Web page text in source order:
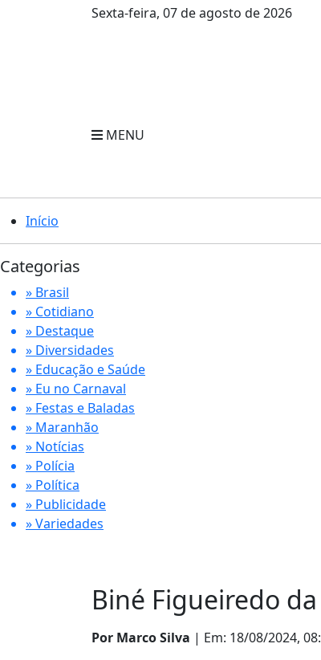
Sexta-feira, 07 de agosto de 2026
MENU
Início
Categorias
» Brasil
» Cotidiano
» Destaque
» Diversidades
» Educação e Saúde
» Eu no Carnaval
» Festas e Baladas
» Maranhão
» Notícias
» Polícia
» Política
» Publicidade
» Variedades
Biné Figueiredo
Por Marco Silva | Em: 18/08/2024,